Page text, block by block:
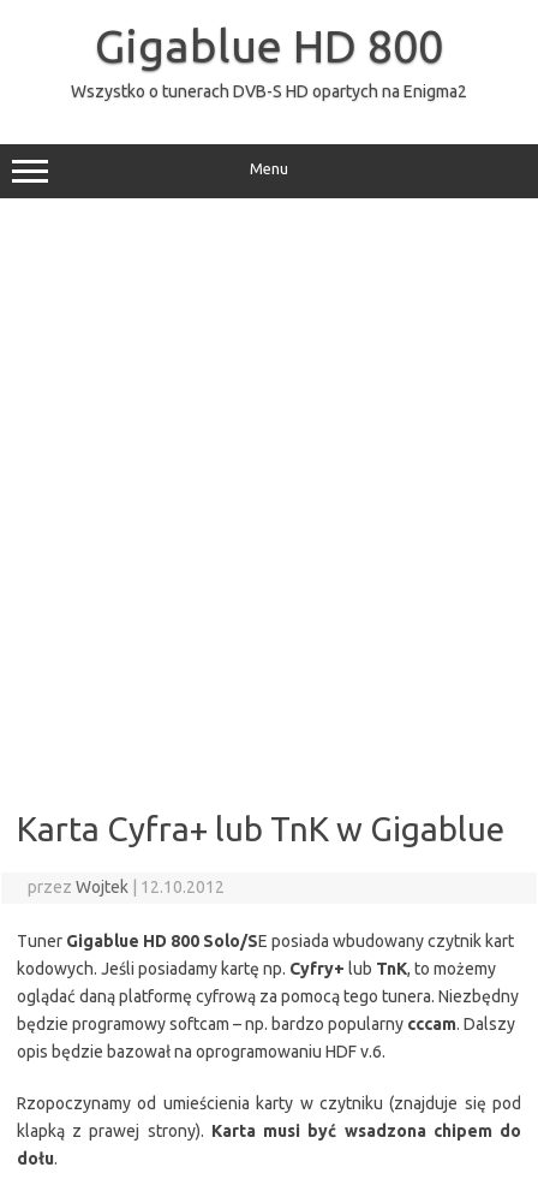
Gigablue HD 800
Wszystko o tunerach DVB-S HD opartych na Enigma2
Menu
Karta Cyfra+ lub TnK w Gigablue
przez Wojtek 12.10.2012
Tuner Gigablue HD 800 Solo/SE posiada wbudowany czytnik kart
kodowych. Jeśli posiadamy kartę np. Cyfry+ lub TnK, to możemy
oglądać daną platformę cyfrową za pomocą tego tunera. Niezbędny
będzie programowy softcam – np. bardzo popularny cccam. Dalszy
opis będzie bazował na oprogramowaniu HDF v.6.
Rzopoczynamy od umieścienia karty w czytniku (znajduje się pod
klapką z prawej strony). Karta musi być wsadzona chipem do
dołu.